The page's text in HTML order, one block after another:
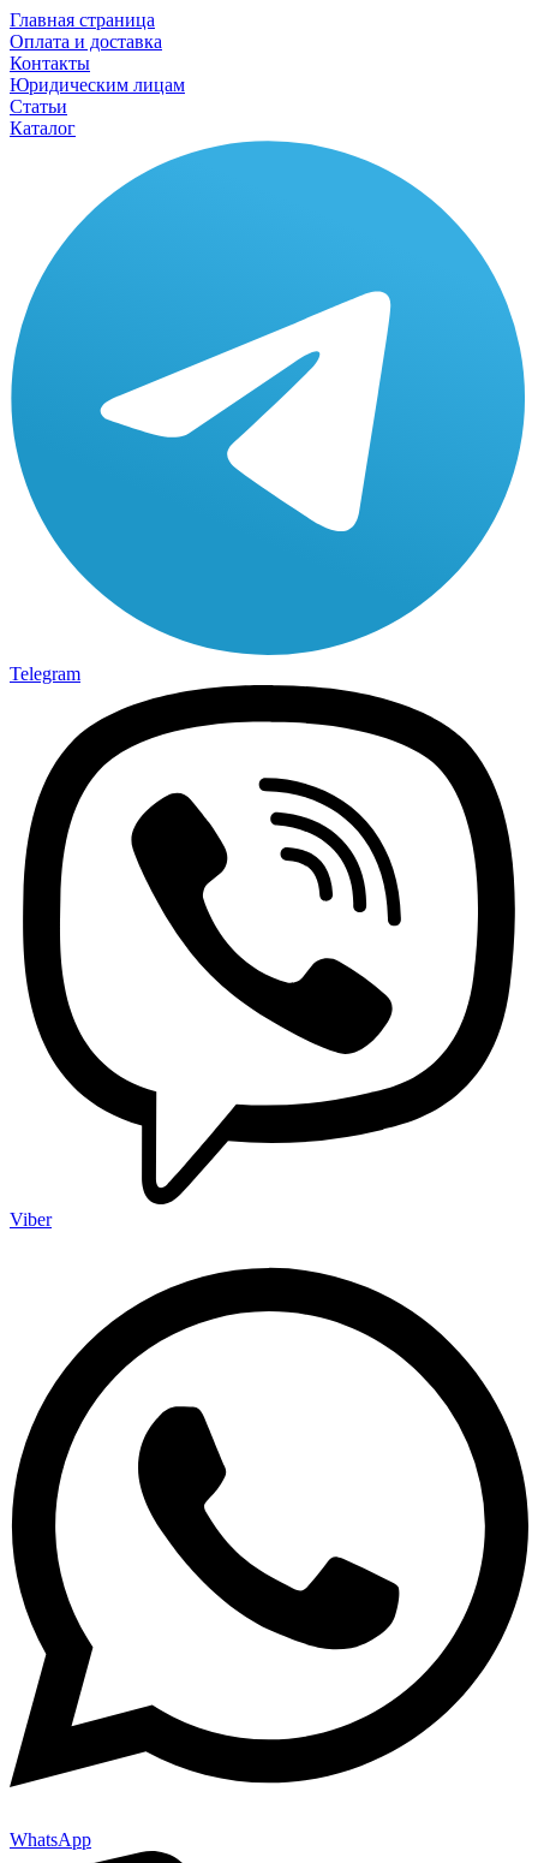
Главная страница
Оплата и доставка
Контакты
Юридическим лицам
Статьи
Каталог
Telegram
Viber
WhatsApp